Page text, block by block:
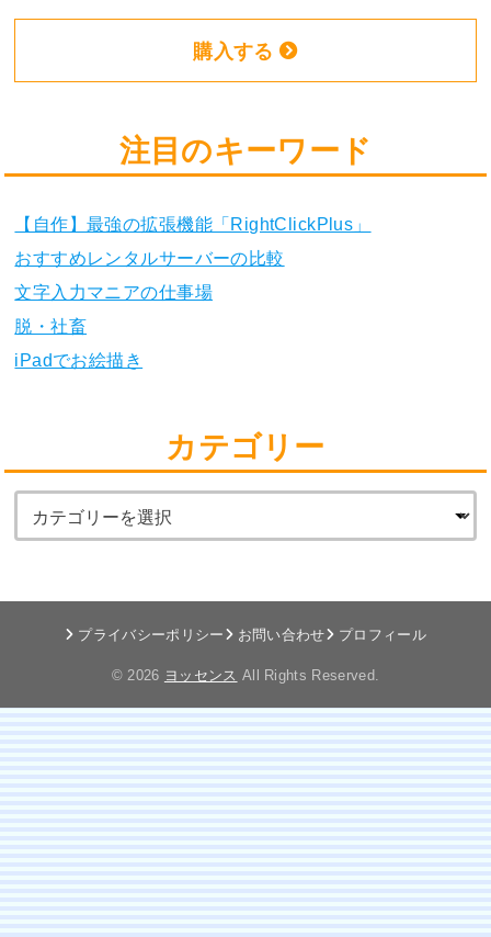
購入する
注目のキーワード
【自作】最強の拡張機能「RightClickPlus」
おすすめレンタルサーバーの比較
文字入力マニアの仕事場
脱・社畜
iPadでお絵描き
カテゴリー
プライバシーポリシー お問い合わせ プロフィール
© 2026 ヨッセンス All Rights Reserved.